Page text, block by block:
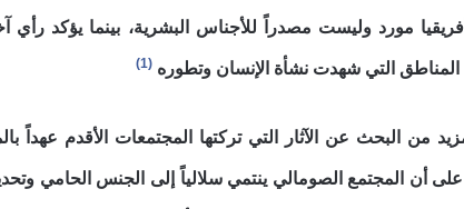
مورد وليست مصدراً للأجناس البشرية، بينما يؤكد
التي شهدت نشأة الإنسان وتطوره (1)
من البحث عن الآثار التي تركتها المجتمعات الأقدم عهداً
أن المجتمع الصومالي ينتمي سلالياً إلى الجنس الحامي